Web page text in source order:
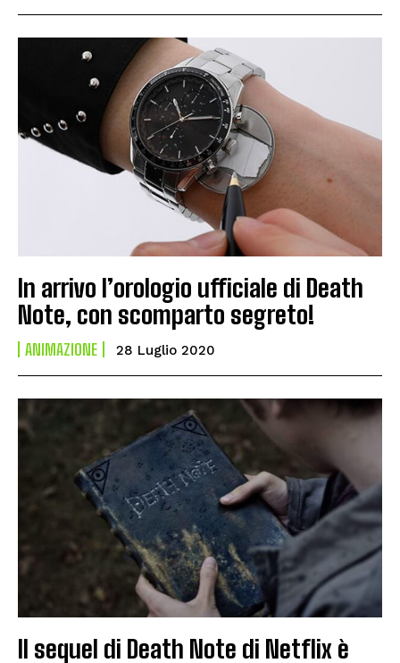
In arrivo l’orologio ufficiale di Death
Note, con scomparto segreto!
ANIMAZIONE 28 Luglio 2020
Il sequel di Death Note di Netflix è